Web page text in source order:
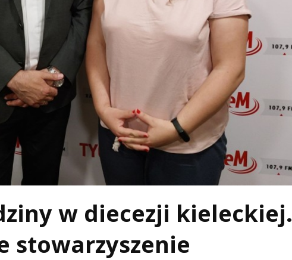
w diecezji kieleckiej.
stowarzyszenie